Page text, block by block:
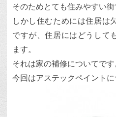
そのためとても住みやすい街
しかし住むためには住居は
ですが、住居にはどうして
ます。
それは家の補修についてです
今回はアステックペイントに